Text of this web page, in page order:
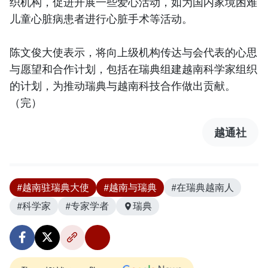
儿童心脏病患者进行心脏手术等活动。
陈文俊大使表示，将向上级机构传达与会代表的心思
与愿望和合作计划，包括在瑞典组建越南科学家组织
的计划，为推动瑞典与越南科技合作做出贡献。
（完）
越通社
#越南驻瑞典大使 #越南与瑞典
#在瑞典越南人
#科学家
#专家学者 瑞典